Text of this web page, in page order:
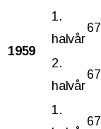
1959
1.
halvår
67
2.
halvår
67
1.
67